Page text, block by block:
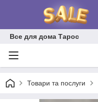
Все для дома Тарос
Товари та послуги